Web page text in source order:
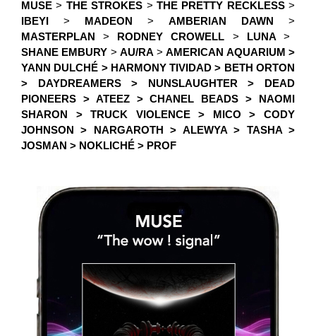
MUSE > THE STROKES > THE PRETTY RECKLESS>
IBEYI > MADEON > AMBERIAN DAWN >
MASTERPLAN > RODNEY CROWELL > LUNA >
SHANE EMBURY > AU/RA >AMERICAN AQUARIUM >
YANN DULCHÉ > HARMONY TIVIDAD > BETH ORTON
> DAYDREAMERS > NUNSLAUGHTER > DEAD
PIONEERS > ATEEZ > CHANEL BEADS > NAOMI
SHARON > TRUCK VIOLENCE > MICO > CODY
JOHNSON > NARGAROTH > ALEWYA > TASHA >
JOSMAN > NOKLICHÉ > PROF